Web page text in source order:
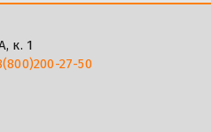
к. 1
27-50